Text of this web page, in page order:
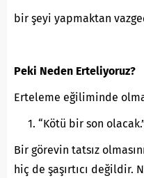
bir şeyi yapmaktan
Peki Neden Erteliyoruz?
Erteleme eğiliminde
“Kötü bir son
Bir görevin tatsız
hiç de şaşırtıcı değildir.